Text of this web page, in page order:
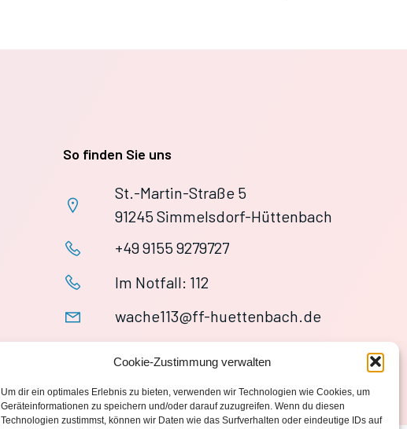
Cookie-Zustimmung verwalten
Um dir ein optimales Erlebnis zu bieten, verwenden wir Technologien wie Cookies, um
Geräteinformationen zu speichern und/oder darauf zuzugreifen. Wenn du diesen
Technologien zustimmst, können wir Daten wie das Surfverhalten oder eindeutige IDs auf
So finden Sie uns
St.-Martin-Straße 5
91245 Simmelsdorf-Hüttenbach
+49 9155 9279727
Im Notfall: 112
wache113@ff-huettenbach.de